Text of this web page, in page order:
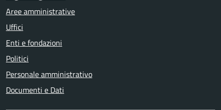
Aree amministrative
Uffici
Enti e fondazioni
Politici
Personale amministrativo
Documenti e Dati